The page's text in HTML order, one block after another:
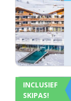
INCLUSIEF
SKIPAS!